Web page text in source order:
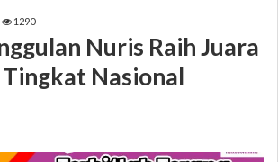
1290
Nuris Raih Juara
Nasional